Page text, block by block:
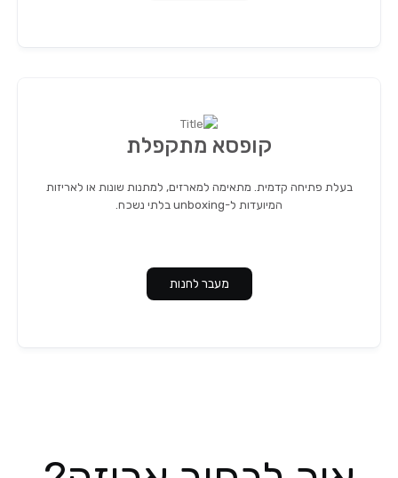
קופסא מתקפלת
בעלת פתיחה קדמית. מתאימה למארזים, למתנות שונות או לאריזות
המיועדות ל-unboxing בלתי נשכח.
מעבר לחנות